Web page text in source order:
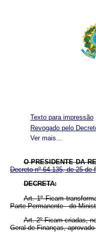
Texto para impressão
Ver mais...
Revogado pelo
O PRESIDENTE DA
Decreto nº 64.135, de 25 de
DECRETA:
Art. 1º Ficam
Parte Permanente - do
Art. 2º Ficam criadas,
Geral de Finanças,